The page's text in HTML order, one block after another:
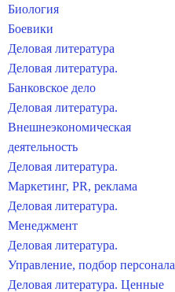
Биология
Боевики
Деловая литература
Деловая литература.
Банковское дело
Деловая литература.
Внешнеэкономическая
деятельность
Деловая литература.
Маркетинг, PR, реклама
Деловая литература.
Менеджмент
Деловая литература.
Управление, подбор персонала
Деловая литература. Ценные